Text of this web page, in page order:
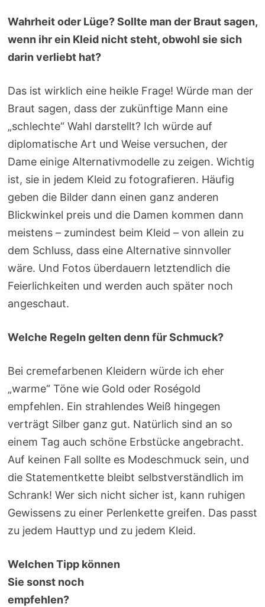
Wahrheit oder Lüge? Sollte man der Braut sagen,
wenn ihr ein Kleid nicht steht, obwohl sie sich
darin verliebt hat?
Das ist wirklich eine heikle Frage! Würde man der
Braut sagen, dass der zukünftige Mann eine
„schlechte“ Wahl darstellt? Ich würde auf
diplomatische Art und Weise versuchen, der
Dame einige Alternativmodelle zu zeigen. Wichtig
ist, sie in jedem Kleid zu fotografieren. Häufig
geben die Bilder dann einen ganz anderen
Blickwinkel preis und die Damen kommen dann
meistens – zumindest beim Kleid – von allein zu
dem Schluss, dass eine Alternative sinnvoller
wäre. Und Fotos überdauern letztendlich die
Feierlichkeiten und werden auch später noch
angeschaut.
Welche Regeln gelten denn für Schmuck?
Bei cremefarbenen Kleidern würde ich eher
„warme“ Töne wie Gold oder Roségold
empfehlen. Ein strahlendes Weiß hingegen
verträgt Silber ganz gut. Natürlich sind an so
einem Tag auch schöne Erbstücke angebracht.
Auf keinen Fall sollte es Modeschmuck sein, und
die Statementkette bleibt selbstverständlich im
Schrank! Wer sich nicht sicher ist, kann ruhigen
Gewissens zu einer Perlenkette greifen. Das passt
zu jedem Hauttyp und zu jedem Kleid.
Welchen Tipp können
Sie sonst noch
empfehlen?